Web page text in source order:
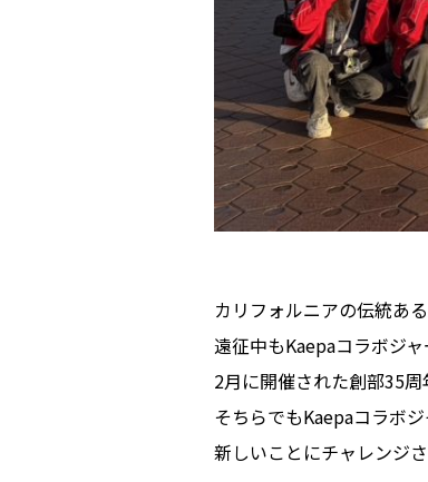
カリフォルニアの伝統あ
遠征中もKaepaコラボジ
2月に開催された創部35
そちらでもKaepaコラボ
新しいことにチャレンジ